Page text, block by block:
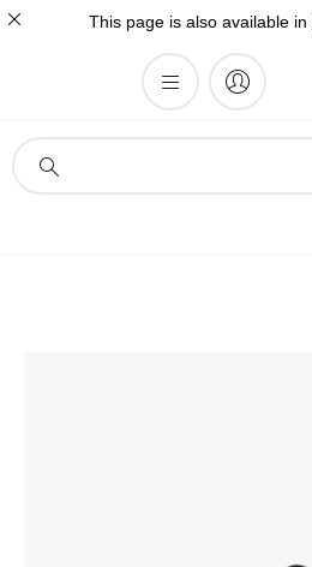
This page is also available in